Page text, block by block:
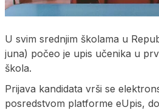
U svim srednjim školama u
juna) počeo je upis učenika u
škola.
Prijava kandidata vrši se
posredstvom platforme eUpis,